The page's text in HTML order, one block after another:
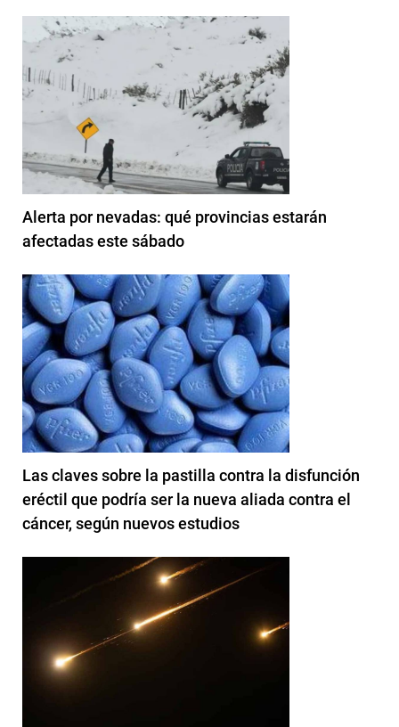
Alerta por nevadas: qué provincias estarán
afectadas este sábado
Las claves sobre la pastilla contra la disfunción
eréctil que podría ser la nueva aliada contra el
cáncer, según nuevos estudios